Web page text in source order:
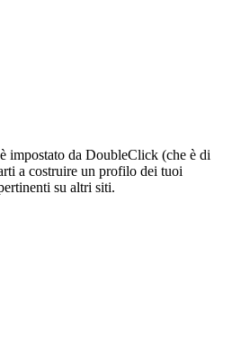
impostato da DoubleClick (che è di
a costruire un profilo dei tuoi
su altri siti.